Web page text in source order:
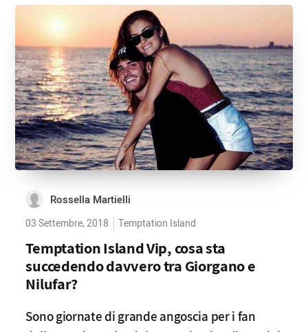
Rossella Martielli
03 Settembre, 2018 Temptation Island
Temptation Island Vip, cosa sta
succedendo davvero tra Giorgano e
Nilufar?
Sono giornate di grande angoscia per i fan